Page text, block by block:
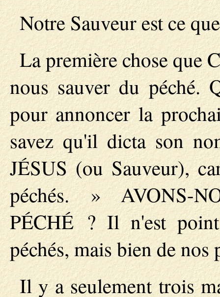
Notre Sauveur est ce
La première chose que
nous sauver du péché.
pour annoncer la
savez qu'il dicta son
JÉSUS (ou Sauveur),
péchés. » AVONS-
PÉCHÉ ? Il n'est
péchés, mais bien de nos
Il y a seulement trois